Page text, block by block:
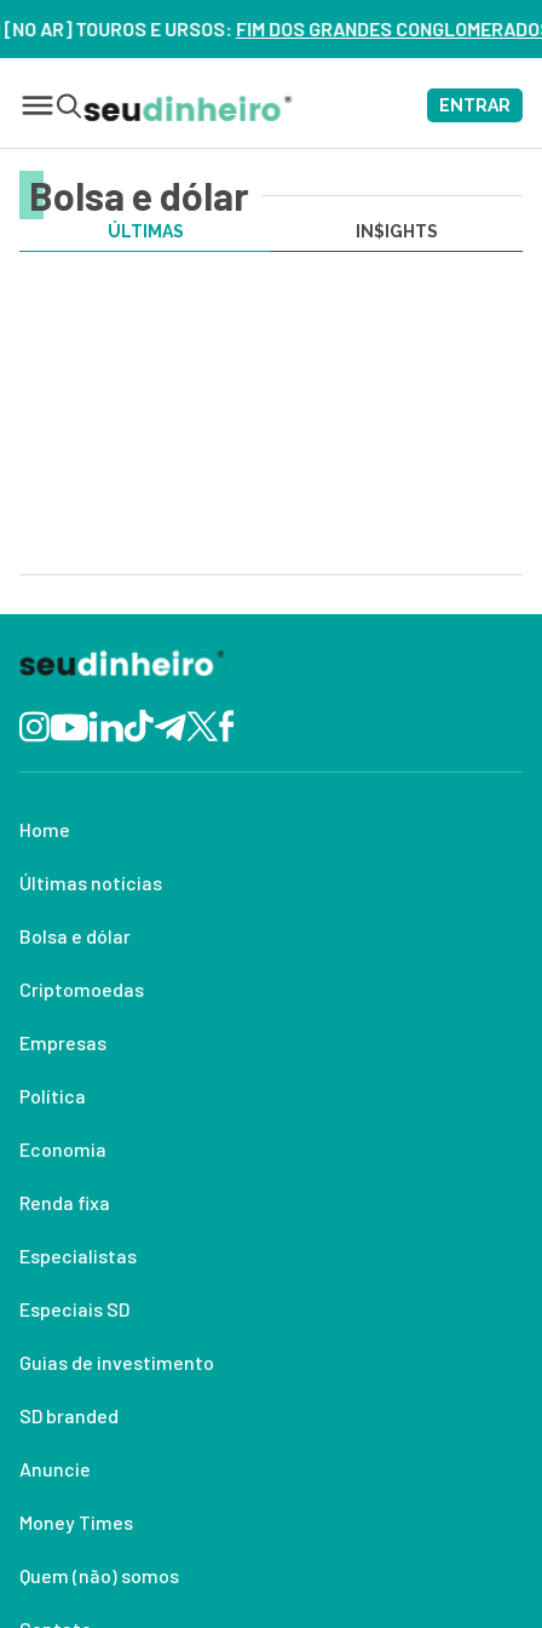
AR] TOUROS E URSOS:FIM DOS GRANDES
ENTRAR
Bolsa e dólar
ÚLTIMAS IN$IGHTS
Home
Últimas notícias
Bolsa e dólar
Criptomoedas
Empresas
Política
Economia
Renda fixa
Especialistas
Especiais SD
Guias de investimento
SD branded
Anuncie
Money Times
Quem (não) somos